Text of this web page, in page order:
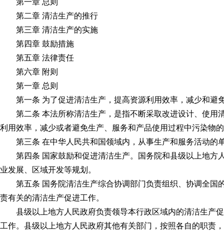
第一章 总则
第二章 清洁生产的推行
第三章 清洁生产的实施
第四章 鼓励措施
第五章 法律责任
第六章 附则
第一章 总则
第一条 为了促进清洁生产，提高资源利用效率，减少和避
第二条 本法所称清洁生产，是指不断采取改进设计、使用
利用效率，减少或者避免生产、服务和产品使用过程中污染物
第三条 在中华人民共和国领域内，从事生产和服务活动的
第四条 国家鼓励和促进清洁生产。国务院和县级以上地方
业发展、区域开发等规划。
第五条 国务院清洁生产综合协调部门负责组织、协调全国
责有关的清洁生产促进工作。
县级以上地方人民政府负责领导本行政区域内的清洁生产促
工作。县级以上地方人民政府其他有关部门，按照各自的职责